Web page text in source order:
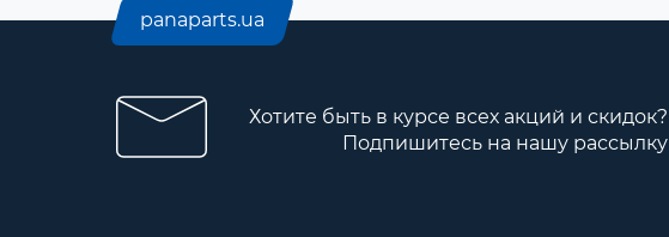
panaparts.ua
Хотите быть в курсе всех акций и скидок?
Подпишитесь на нашу рассылку